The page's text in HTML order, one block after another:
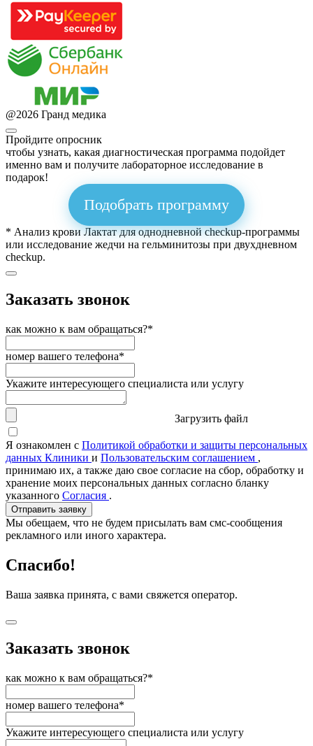
@2026 Гранд медика
Пройдите опросник
чтобы узнать, какая диагностическая программа подойдет
именно вам и получите лабораторное исследование в
подарок!
Подобрать программу
* Анализ крови Лактат для однодневной checkup-программы
или исследование жедчи на гельминитозы при двухдневном
checkup.
Заказать звонок
как можно к вам обращаться?*
номер вашего телефона*
Укажите интересующего специалиста или услугу
Загрузить файл
Я ознакомлен с Политикой обработки и защиты персональных
данных Клиники и Пользовательским соглашением ,
принимаю их, а также даю свое согласие на сбор, обработку и
хранение моих персональных данных согласно бланку
указанного Согласия .
Отправить заявку
Мы обещаем, что не будем присылать вам смс-сообщения
рекламного или иного характера.
Спасибо!
Ваша заявка принята, с вами свяжется оператор.
Заказать звонок
как можно к вам обращаться?*
номер вашего телефона*
Укажите интересующего специалиста или услугу